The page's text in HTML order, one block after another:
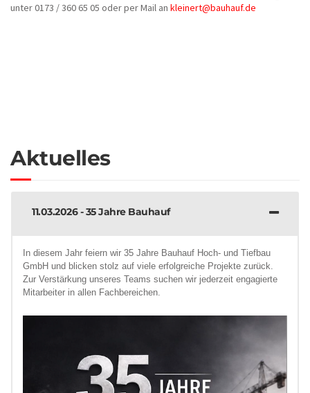
unter 0173 / 360 65 05 oder per Mail an kleinert@bauhauf.de
Aktuelles
11.03.2026 - 35 Jahre Bauhauf
In diesem Jahr feiern wir 35 Jahre Bauhauf Hoch- und Tiefbau
GmbH und blicken stolz auf viele erfolgreiche Projekte zurück.
Zur Verstärkung unseres Teams suchen wir jederzeit engagierte
Mitarbeiter in allen Fachbereichen.